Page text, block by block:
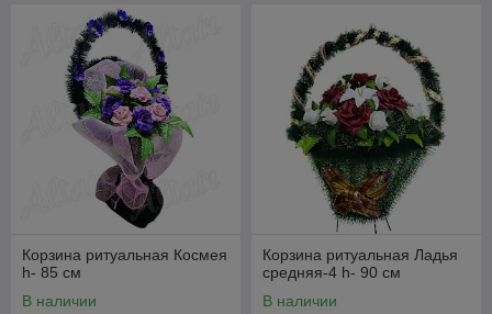
Корзина ритуальная Космея
h- 85 см
В наличии
Корзина ритуальная Ладья
средняя-4 h- 90 см
В наличии